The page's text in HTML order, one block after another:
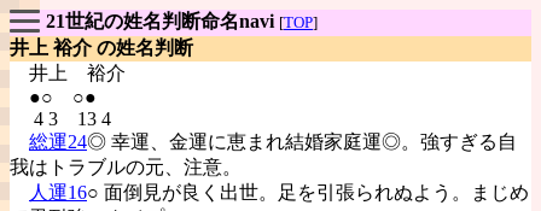
21世紀の姓名判断命名navi [TOP]
井上 裕介 の姓名判断
井上 裕介
●○ ○●
4 3 13 4
総運24◎ 幸運、金運に恵まれ結婚家庭運◎。強すぎる自
我はトラブルの元、注意。
人運16○ 面倒見が良く出世。足を引張られぬよう。まじめ